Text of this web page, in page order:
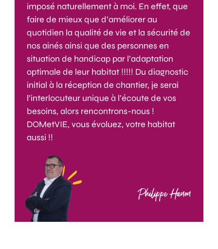
imposé naturellement à moi. En effet, que
faire de mieux que d’améliorer au
quotidien la qualité de vie et la sécurité de
nos ainés ainsi que des personnes en
situation de handicap par l’adaptation
optimale de leur habitat !!!!! Du diagnostic
initial à la réception de chantier, je serai
l’interlocuteur unique à l’écoute de vos
besoins, alors rencontrons-nous !
DOMetVIE, vous évoluez, votre habitat
aussi !!
Philippe Hanon